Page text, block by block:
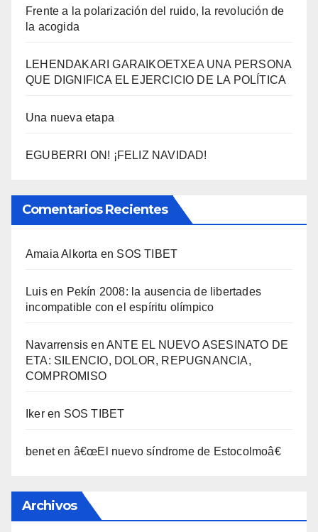
Frente a la polarización del ruido, la revolución de
la acogida
LEHENDAKARI GARAIKOETXEA UNA PERSONA
QUE DIGNIFICA EL EJERCICIO DE LA POLÍTICA
Una nueva etapa
EGUBERRI ON! ¡FELIZ NAVIDAD!
Comentarios Recientes
Amaia Alkorta en SOS TIBET
Luisen Pekí­n 2008: la ausencia de libertades
incompatible con el espí­ritu olí­mpico
Navarrensis enANTE EL NUEVO ASESINATO DE
ETA: SILENCIO, DOLOR, REPUGNANCIA,
COMPROMISO
Ikeren SOS TIBET
beneten â€œEl nuevo sí­ndrome de Estocolmoâ€
Archivos